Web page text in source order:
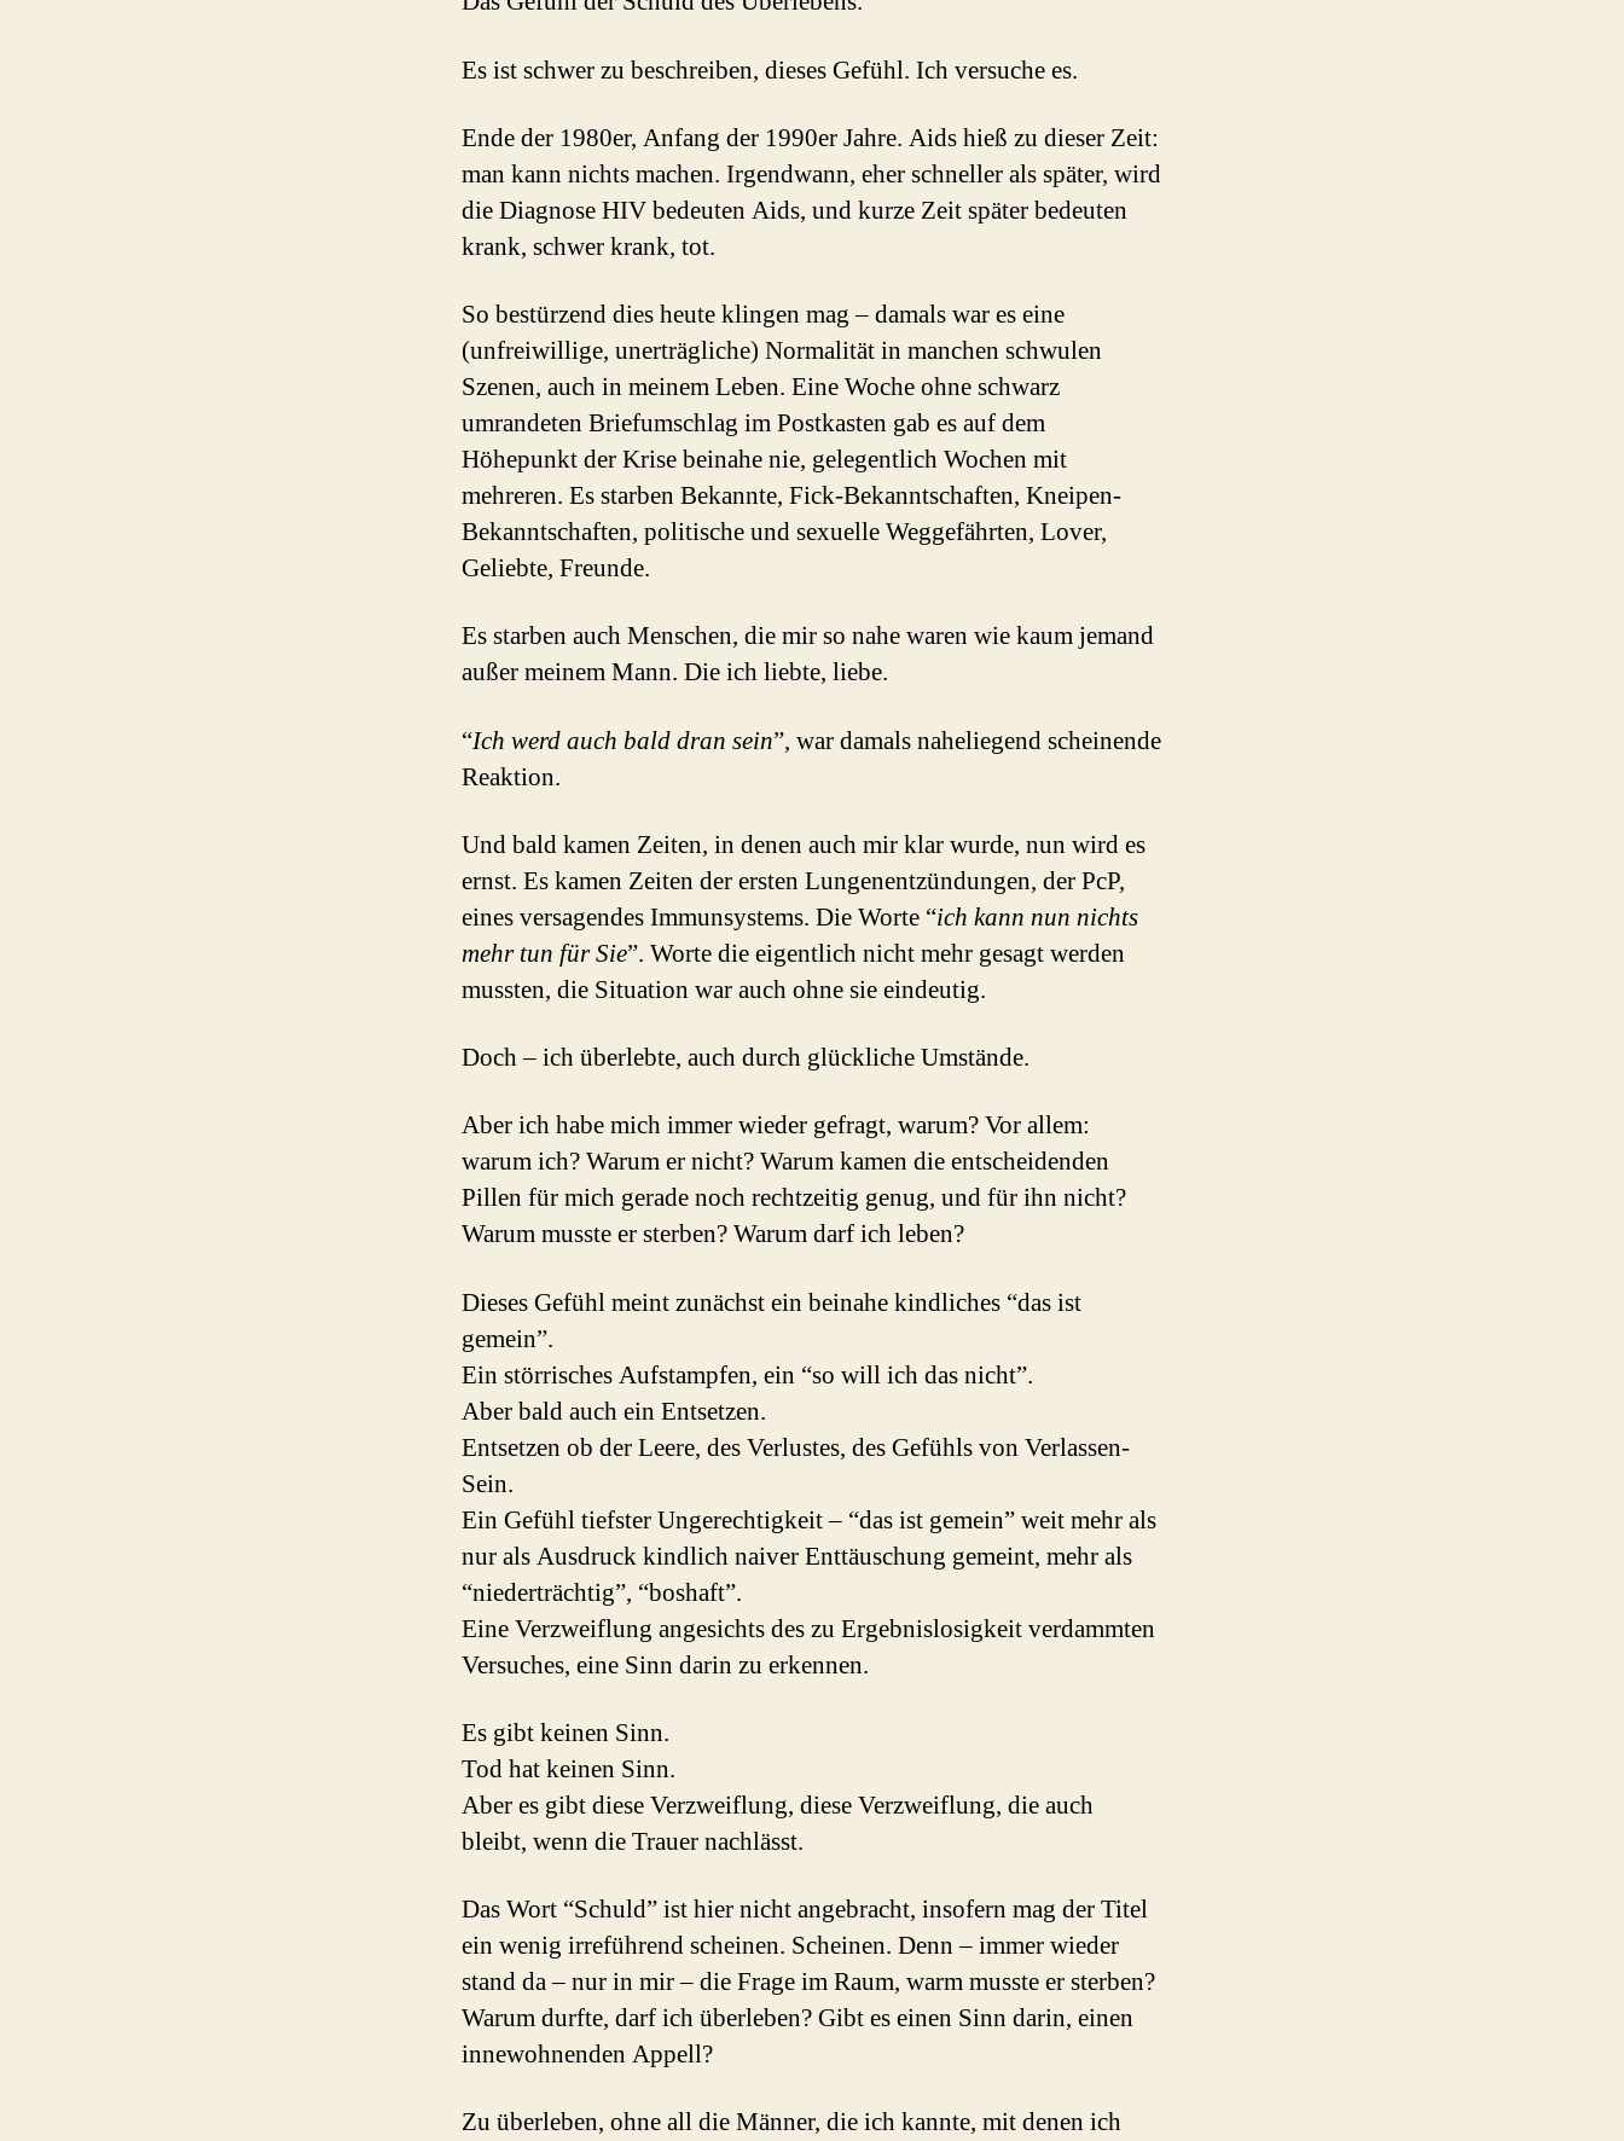
Es ist schwer zu beschreiben, dieses Gefühl. Ich versuche es.
Ende der 1980er, Anfang der 1990er Jahre. Aids hieß zu dieser Zeit:
man kann nichts machen. Irgendwann, eher schneller als später, wird
die Diagnose HIV bedeuten Aids, und kurze Zeit später bedeuten
krank, schwer krank, tot.
So bestürzend dies heute klingen mag – damals war es eine
(unfreiwillige, unerträgliche) Normalität in manchen schwulen
Szenen, auch in meinem Leben. Eine Woche ohne schwarz
umrandeten Briefumschlag im Postkasten gab es auf dem
Höhepunkt der Krise beinahe nie, gelegentlich Wochen mit
mehreren. Es starben Bekannte, Fick-Bekanntschaften, Kneipen-
Bekanntschaften, politische und sexuelle Weggefährten, Lover,
Geliebte, Freunde.
Es starben auch Menschen, die mir so nahe waren wie kaum jemand
außer meinem Mann. Die ich liebte, liebe.
“Ich werd auch bald dran sein”, war damals naheliegend scheinende
Reaktion.
Und bald kamen Zeiten, in denen auch mir klar wurde, nun wird es
ernst. Es kamen Zeiten der ersten Lungenentzündungen, der PcP,
eines versagendes Immunsystems. Die Worte “ich kann nun nichts
mehr tun für Sie”. Worte die eigentlich nicht mehr gesagt werden
mussten, die Situation war auch ohne sie eindeutig.
Doch – ich überlebte, auch durch glückliche Umstände.
Aber ich habe mich immer wieder gefragt, warum? Vor allem:
warum ich? Warum er nicht? Warum kamen die entscheidenden
Pillen für mich gerade noch rechtzeitig genug, und für ihn nicht?
Warum musste er sterben? Warum darf ich leben?
Dieses Gefühl meint zunächst ein beinahe kindliches “das ist
gemein”.
Ein störrisches Aufstampfen, ein “so will ich das nicht”.
Aber bald auch ein Entsetzen.
Entsetzen ob der Leere, des Verlustes, des Gefühls von Verlassen-
Sein.
Ein Gefühl tiefster Ungerechtigkeit – “das ist gemein” weit mehr als
nur als Ausdruck kindlich naiver Enttäuschung gemeint, mehr als
“niederträchtig”, “boshaft”.
Eine Verzweiflung angesichts des zu Ergebnislosigkeit verdammten
Versuches, eine Sinn darin zu erkennen.
Es gibt keinen Sinn.
Tod hat keinen Sinn.
Aber es gibt diese Verzweiflung, diese Verzweiflung, die auch
bleibt, wenn die Trauer nachlässt.
Das Wort “Schuld” ist hier nicht angebracht, insofern mag der Titel
ein wenig irreführend scheinen. Scheinen. Denn – immer wieder
stand da – nur in mir – die Frage im Raum, warm musste er sterben?
Warum durfte, darf ich überleben? Gibt es einen Sinn darin, einen
innewohnenden Appell?
Zu überleben, ohne all die Männer, die ich kannte, mit denen ich